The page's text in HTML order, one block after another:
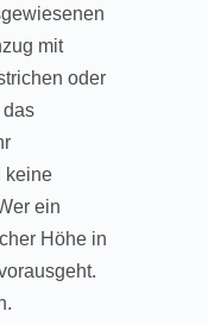
mit
oder
das
keine
ein
Höhe in